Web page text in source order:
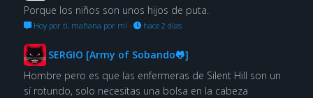
Porque los niños son unos hijos de puta.
Hoy por ti, mañana por mí· hace 2 días
SERGIO [Army of Sobando🐸]
Hombre pero es que las enfermeras de Silent Hill son un
sí rotundo, solo necesitas una bolsa en la cabeza